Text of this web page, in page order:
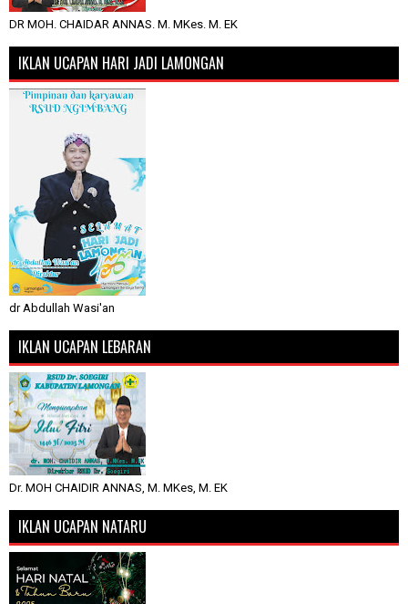
DR MOH. CHAIDAR ANNAS. M. MKes. M. EK
IKLAN UCAPAN HARI JADI LAMONGAN
dr Abdullah Wasi'an
IKLAN UCAPAN LEBARAN
Dr. MOH CHAIDIR ANNAS, M. MKes, M. EK
IKLAN UCAPAN NATARU